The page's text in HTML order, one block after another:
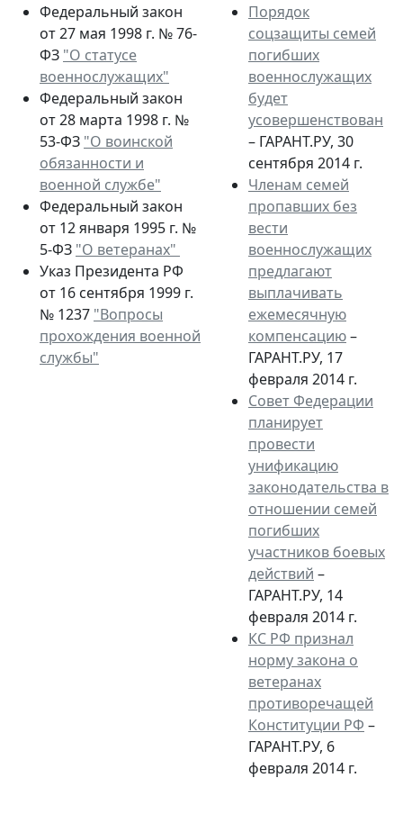
Федеральный закон
от 27 мая 1998 г. № 76-
ФЗ "О статусе
военнослужащих"
Федеральный закон
от 28 марта 1998 г. №
53-ФЗ "О воинской
обязанности и
военной службе"
Федеральный закон
от 12 января 1995 г. №
5-ФЗ "О ветеранах"
Указ Президента РФ
от 16 сентября 1999 г.
№ 1237 "Вопросы
прохождения военной
службы"
Порядок
соцзащиты семей
погибших
военнослужащих
будет
усовершенствован
– ГАРАНТ.РУ, 30
сентября 2014 г.
Членам семей
пропавших без
вести
военнослужащих
предлагают
выплачивать
ежемесячную
компенсацию–
ГАРАНТ.РУ, 17
февраля 2014 г.
Совет Федерации
планирует
провести
унификацию
законодательства в
отношении семей
погибших
участников боевых
действий –
ГАРАНТ.РУ, 14
февраля 2014 г.
КС РФ признал
норму закона о
ветеранах
противоречащей
Конституции РФ –
ГАРАНТ.РУ, 6
февраля 2014 г.